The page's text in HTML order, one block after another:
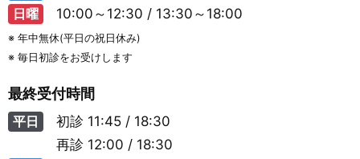
日曜
10:00～12:30 / 13:30～18:00
※ 年中無休(平日の祝日休み)
※ 毎日初診をお受けします
最終受付時間
平日 初診 11:45 / 18:30
再診 12:00 / 18:30